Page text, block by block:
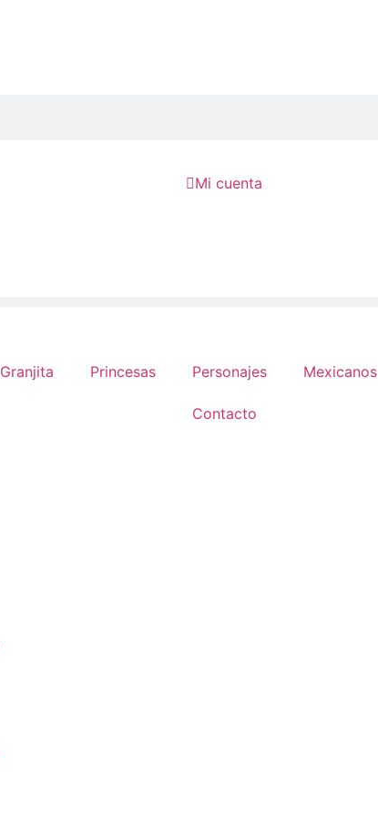
Mi cuenta
Granjita Princesas Personajes Mexicanos
Contacto